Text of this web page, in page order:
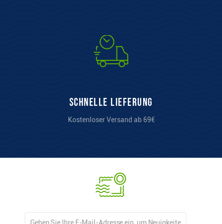
Schnelle Lieferung
Kostenloser Versand ab 69€